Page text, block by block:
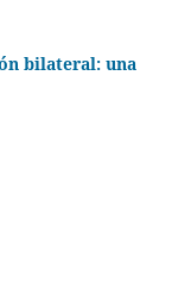
bilateral: una